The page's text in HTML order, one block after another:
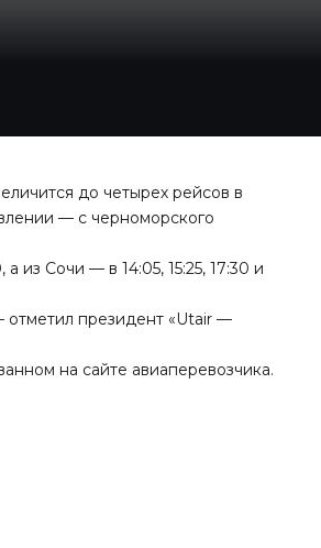
до четырех рейсов в
— с черноморского
из Сочи — в 14:05, 15:25, 17:30 и
отметил президент «Utair —
на сайте авиаперевозчика.